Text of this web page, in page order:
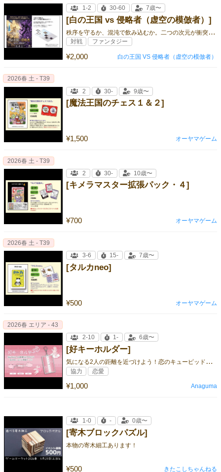
[白の王国 vs 侵略者（虚空の模倣者）]
秩
序を守るか、混沌で飲み込むか。二つの次元が衝突する、時空戦略バトルが開幕する。
¥2,000
1-2
30-60 7歳〜
対戦 ファンタジー
白の王国 VS 侵略者（虚空の模倣者）
[魔法王国のチェス１＆２]
¥1,500
2026春 土 - T39
2
30- 9歳〜
オーヤマゲーム
[キメラマスター拡張パック・４]
¥700
2026春 土 - T39
2
30- 10歳〜
オーヤマゲーム
[タルカneo]
¥500
2026春 土 - T39
3-6
15- 7歳〜
オーヤマゲーム
[好キーホルダー]
気
になる2人の距離を近づけよう！恋のキューピッド体験ゲーム
¥1,000
2026春 エリア - 43
2-10
1- 6歳〜
協力 恋愛
Anaguma
[寄木ブロックパズル]
本物の寄木細工あります！
¥500
1-0 - 0歳〜
きたこしちゃんねる